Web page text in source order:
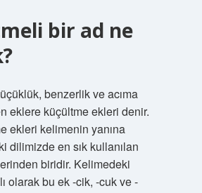
bir ad ne
benzerlik ve acıma
eklere küçültme ekleri denir.
ekleri kelimenin yanına
dilimizde en sık kullanılan
biridir. Kelimedeki
olarak bu ek -cik, -cuk ve -